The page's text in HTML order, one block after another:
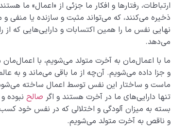
ارتباطات، رفتارها و افکار ما جزئی از «اعمال» ما
ذخیره می‌کنند، که می‌تواند مثبت و سازنده یا منفی
نهایی نفس ما را همین اکتسابات و دارایی‌هایی که
می‌دهد.
ما با اعمال‌مان به آخرت متولد می‌شویم، با
و جزا داده می‌شویم. آن‌چه از ما باقی می‌ماند و به
ماست و ساختار این نفس توسط اعمال ساخته
تنها دارایی‌های ما در آخرت هستند و اگر صالح نبوده
بسته به میزان آلودگی و اختلالی که در نفس خود کسب
و ناقص به آخرت متولد می‌شویم.